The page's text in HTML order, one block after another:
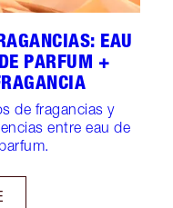
EAU
PARFUM +
de fragancias y
entre eau de